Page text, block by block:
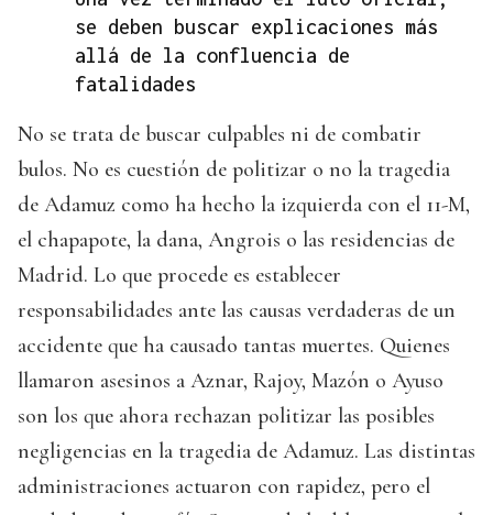
se deben buscar explicaciones más
allá de la confluencia de
fatalidades
No se trata de buscar culpables ni de combatir
bulos. No es cuestión de politizar o no la tragedia
de Adamuz como ha hecho la izquierda con el 11-M,
el chapapote, la dana, Angrois o las residencias de
Madrid. Lo que procede es establecer
responsabilidades ante las causas verdaderas de un
accidente que ha causado tantas muertes. Quienes
llamaron asesinos a Aznar, Rajoy, Mazón o Ayuso
son los que ahora rechazan politizar las posibles
negligencias en la tragedia de Adamuz. Las distintas
administraciones actuaron con rapidez, pero el